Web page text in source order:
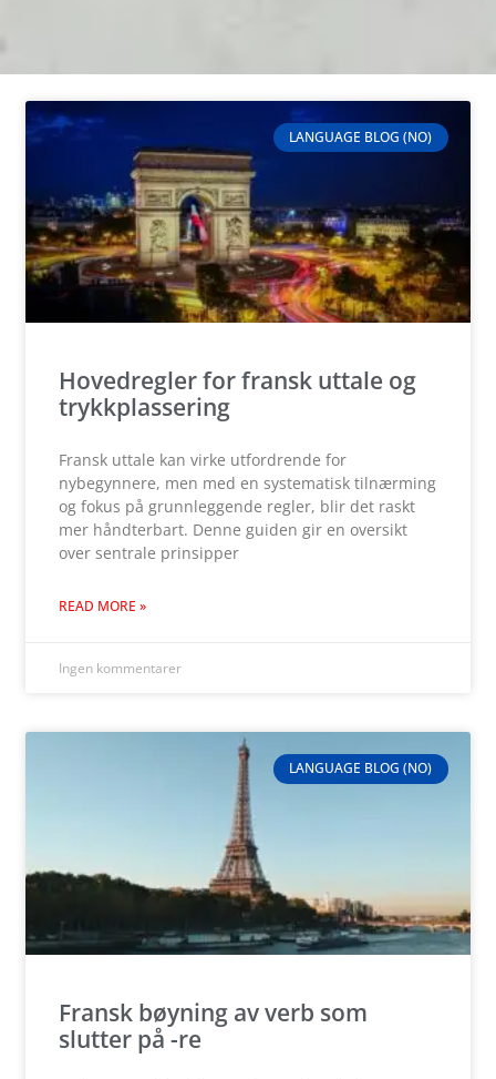
LANGUAGE BLOG (NO)
Hovedregler for fransk uttale og
trykkplassering
Fransk uttale kan virke utfordrende for
nybegynnere, men med en systematisk tilnærming
og fokus på grunnleggende regler, blir det raskt
mer håndterbart. Denne guiden gir en oversikt
over sentrale prinsipper
READ MORE »
Ingen kommentarer
LANGUAGE BLOG (NO)
Fransk bøyning av verb som
slutter på -re